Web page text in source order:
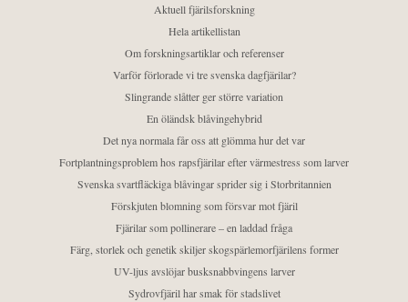
Aktuell fjärilsforskning
Hela artikellistan
Om forskningsartiklar och referenser
Varför förlorade vi tre svenska dagfjärilar?
Slingrande slåtter ger större variation
En öländsk blåvingehybrid
Det nya normala får oss att glömma hur det var
Fortplantningsproblem hos rapsfjärilar efter värmestress som larver
Svenska svartfläckiga blåvingar sprider sig i Storbritannien
Förskjuten blomning som försvar mot fjäril
Fjärilar som pollinerare – en laddad fråga
Färg, storlek och genetik skiljer skogspärlemorfjärilens former
UV-ljus avslöjar busksnabbvingens larver
Sydrovfjäril har smak för stadslivet